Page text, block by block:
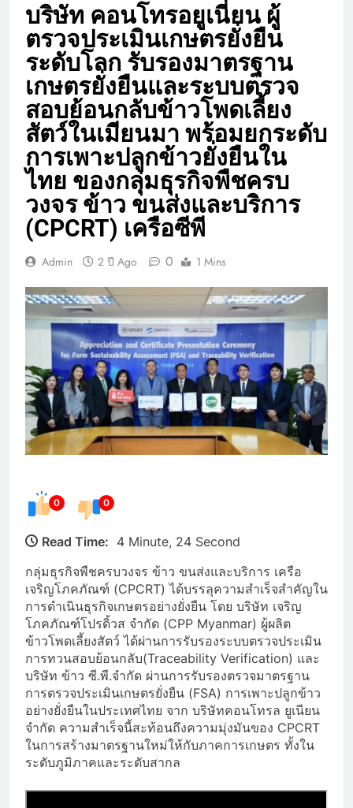
บริษัท คอนโทรอยูเนี่ยน ผู้
ตรวจประเมินเกษตรยั่งยืน
ระดับโลก รับรองมาตรฐาน
เกษตรยั่งยืนและระบบตรวจ
สอบย้อนกลับข้าวโพดเลี้ยง
สัตว์ในเมียนมา พร้อมยกระดับ
การเพาะปลูกข้าวยั่งยืนใน
ไทย ของกลุ่มธุรกิจพืชครบ
วงจร ข้าว ขนส่งและบริการ
(CPCRT) เครือซีพี
Admin 2 ปี Ago 0 1 Mins
0 0
Read Time: 4 Minute, 24 Second
กลุ่มธุรกิจพืชครบวงจร ข้าว ขนส่งและบริการ เครือ
เจริญโภคภัณฑ์ (CPCRT) ได้บรรลุความสำเร็จสำคัญใน
การดำเนินธุรกิจเกษตรอย่างยั่งยืน โดย บริษัท เจริญ
โภคภัณฑ์โปรดิ้วส จำกัด (CPP Myanmar) ผู้ผลิต
ข้าวโพดเลี้ยงสัตว์ ได้ผ่านการรับรองระบบตรวจประเมิน
การทวนสอบย้อนกลับ(Traceability Verification) และ
บริษัท ข้าว ซี.พี.จำกัด ผ่านการรับรองตรวจมาตรฐาน
การตรวจประเมินเกษตรยั่งยืน (FSA) การเพาะปลูกข้าว
อย่างยั่งยืนในประเทศไทย จาก บริษัทคอนโทรล ยูเนียน
จำกัด ความสำเร็จนี้สะท้อนถึงความมุ่งมันของ CPCRT
ในการสร้างมาตรฐานใหม่ให้กับภาคการเกษตร ทั้งใน
ระดับภูมิภาคและระดับสากล